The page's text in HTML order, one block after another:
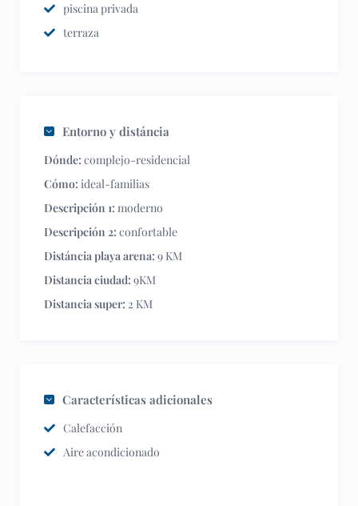
piscina privada
terraza
Entorno y distáncia
Dónde: complejo-residencial
Cómo: ideal-familias
Descripción 1: moderno
Descripción 2: confortable
Distáncia playa arena: 9 KM
Distancia ciudad: 9KM
Distancia super: 2 KM
Características adicionales
Calefacción
Aire acondicionado